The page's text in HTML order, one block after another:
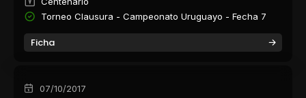
Torneo Clausura - Campeonato Uruguayo - Fecha 7
Ficha
07/10/2017